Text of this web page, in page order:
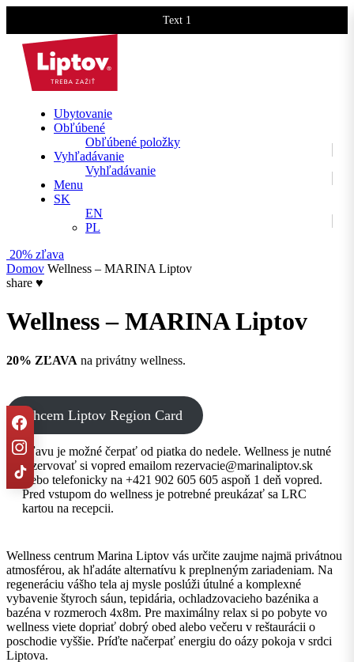
Text 1
Ubytovanie
Obľúbené
Obľúbené položky
Vyhľadávanie
Vyhľadávanie
Menu
SK
EN
PL
20% zľava
Domov Wellness – MARINA Liptov
share ♥
Wellness – MARINA Liptov
20% ZĽAVA na privátny wellness.
chcem Liptov Region Card
Zľavu je možné čerpať od piatka do nedele. Wellness je nutné
rezervovať si vopred emailom rezervacie@marinaliptov.sk
alebo telefonicky na +421 902 605 605 aspoň 1 deň vopred.
Pred vstupom do wellness je potrebné preukázať sa LRC
kartou na recepcii.
Wellness centrum Marina Liptov vás určite zaujme najmä privátnou
atmosférou, ak hľadáte alternatívu k preplneným zariadeniam. Na
regeneráciu vášho tela aj mysle poslúži útulné a komplexné
vybavenie štyroch sáun, tepidária, ochladzovacieho bazénika a
bazéna v rozmeroch 4x8m. Pre maximálny relax si po pobyte vo
wellness viete dopriať dobrý obed alebo večeru v reštaurácii o
poschodie vyššie. Príďte načerpať energiu do oázy pokoja v srdci
Liptova.